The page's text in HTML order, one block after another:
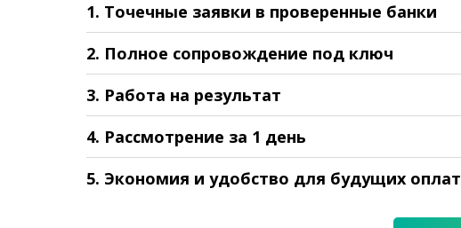
1. Точечные заявки в проверенные банки
2. Полное сопровождение под ключ
3. Работа на результат
4. Рассмотрение за 1 день
5. Экономия и удобство для будущих оплат